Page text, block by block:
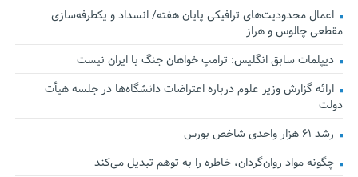
اعمال محدودیت‌های ترافیکی پایان هفته/ انسداد و یکطرفه‌سازی
مقطعی چالوس و هراز
دیپلمات سابق انگلیس:‌ ترامپ خواهان جنگ با ایران نیست
ارائه گزارش وزیر علوم درباره اعتراضات دانشگاه‌ها در جلسه هیأت
دولت
رشد ۶۱ هزار واحدی شاخص بورس
چگونه مواد روان‌گردان، خاطره را به توهم تبدیل می‌کند